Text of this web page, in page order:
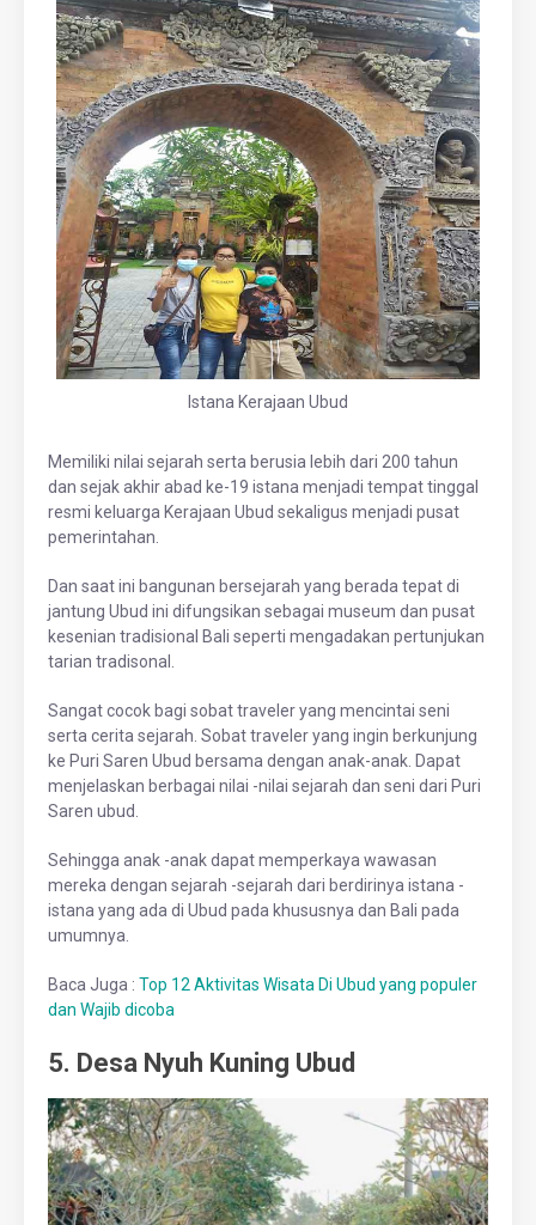
Istana Kerajaan Ubud
Memiliki nilai sejarah serta berusia lebih dari 200 tahun
dan sejak akhir abad ke-19 istana menjadi tempat tinggal
resmi keluarga Kerajaan Ubud sekaligus menjadi pusat
pemerintahan.
Dan saat ini bangunan bersejarah yang berada tepat di
jantung Ubud ini difungsikan sebagai museum dan pusat
kesenian tradisional Bali seperti mengadakan pertunjukan
tarian tradisonal.
Sangat cocok bagi sobat traveler yang mencintai seni
serta cerita sejarah. Sobat traveler yang ingin berkunjung
ke Puri Saren Ubud bersama dengan anak-anak. Dapat
menjelaskan berbagai nilai -nilai sejarah dan seni dari Puri
Saren ubud.
Sehingga anak -anak dapat memperkaya wawasan
mereka dengan sejarah -sejarah dari berdirinya istana -
istana yang ada di Ubud pada khususnya dan Bali pada
umumnya.
Baca Juga : Top 12 Aktivitas Wisata Di Ubud yang populer
dan Wajib dicoba
5. Desa Nyuh Kuning Ubud